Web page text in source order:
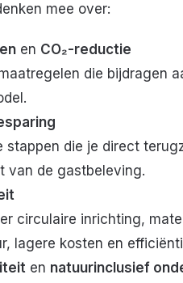
mee over:
en CO₂-reductie
die bijdragen
stappen die je direct
van de gastbeleving.
circulaire inrichting,
lagere kosten en
en natuurinclusief